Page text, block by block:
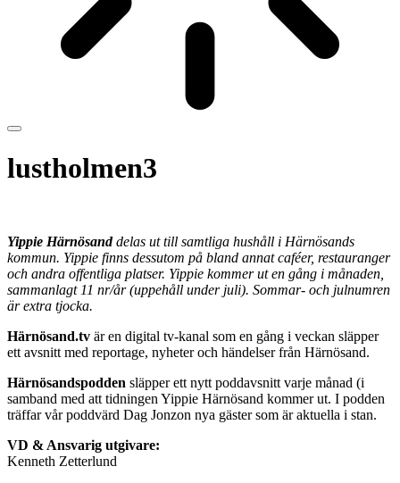
lustholmen3
Yippie Härnösanddelas ut till samtliga hushåll i Härnösands
kommun. Yippie finns dessutom på bland annat caféer, restauranger
och andra offentliga platser. Yippie kommer ut en gång i månaden,
sammanlagt 11 nr/år (uppehåll under juli). Sommar- och julnumren
är extra tjocka.
Härnösand.tv är en digital tv-kanal som en gång i veckan släpper
ett avsnitt med reportage, nyheter och händelser från Härnösand.
Härnösandspodden släpper ett nytt poddavsnitt varje månad (i
samband med att tidningen Yippie Härnösand kommer ut. I podden
träffar vår poddvärd Dag Jonzon nya gäster som är aktuella i stan.
VD & Ansvarig utgivare:
Kenneth Zetterlund